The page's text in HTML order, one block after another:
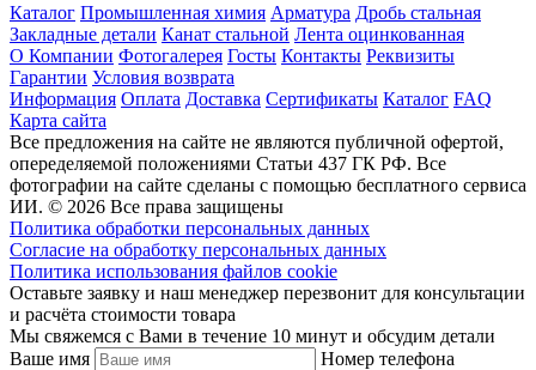
Каталог Промышленная химия Арматура Дробь стальная
Закладные детали Канат стальной Лента оцинкованная
О Компании Фотогалерея Госты Контакты Реквизиты
Гарантии Условия возврата
Информация Оплата Доставка Сертификаты Каталог FAQ
Карта сайта
Все предложения на сайте не являются публичной офертой,
опеределяемой положениями Статьи 437 ГК РФ. Все
фотографии на сайте сделаны с помощью бесплатного сервиса
ИИ. © 2026 Все права защищены
Политика обработки персональных данных
Согласие на обработку персональных данных
Политика использования файлов cookie
Оставьте заявку и наш менеджер перезвонит для консультации
и расчёта стоимости товара
Мы свяжемся с Вами в течение 10 минут и обсудим детали
Ваше имя
Номер телефона